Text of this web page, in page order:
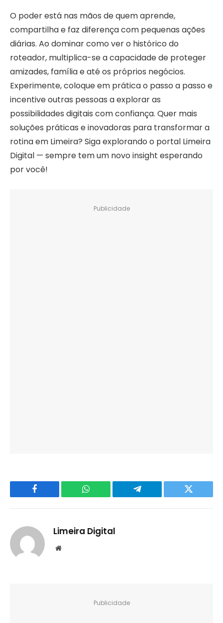
O poder está nas mãos de quem aprende,
compartilha e faz diferença com pequenas ações
diárias. Ao dominar como ver o histórico do
roteador, multiplica-se a capacidade de proteger
amizades, família e até os próprios negócios.
Experimente, coloque em prática o passo a passo e
incentive outras pessoas a explorar as
possibilidades digitais com confiança. Quer mais
soluções práticas e inovadoras para transformar a
rotina em Limeira? Siga explorando o portal Limeira
Digital — sempre tem um novo insight esperando
por você!
Publicidade
Facebook WhatsApp Telegram Twitter
Limeira Digital
Website
Publicidade